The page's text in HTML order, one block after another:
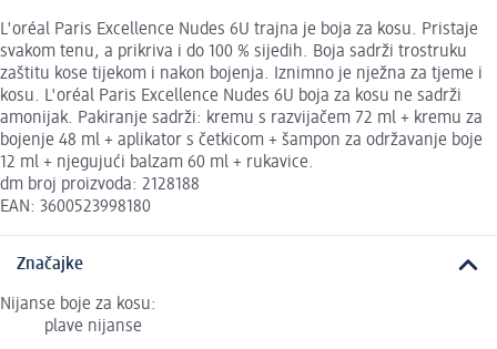
L'oréal Paris Excellence Nudes 6U trajna je boja za kosu. Pristaje
svakom tenu, a prikriva i do 100 % sijedih. Boja sadrži trostruku
zaštitu kose tijekom i nakon bojenja. Iznimno je nježna za tjeme i
kosu. L'oréal Paris Excellence Nudes 6U boja za kosu ne sadrži
amonijak. Pakiranje sadrži: kremu s razvijačem 72 ml + kremu za
bojenje 48 ml + aplikator s četkicom + šampon za održavanje boje
12 ml + njegujući balzam 60 ml + rukavice.
dm broj proizvoda: 2128188
EAN: 3600523998180
Značajke
Nijanse boje za kosu:
plave nijanse